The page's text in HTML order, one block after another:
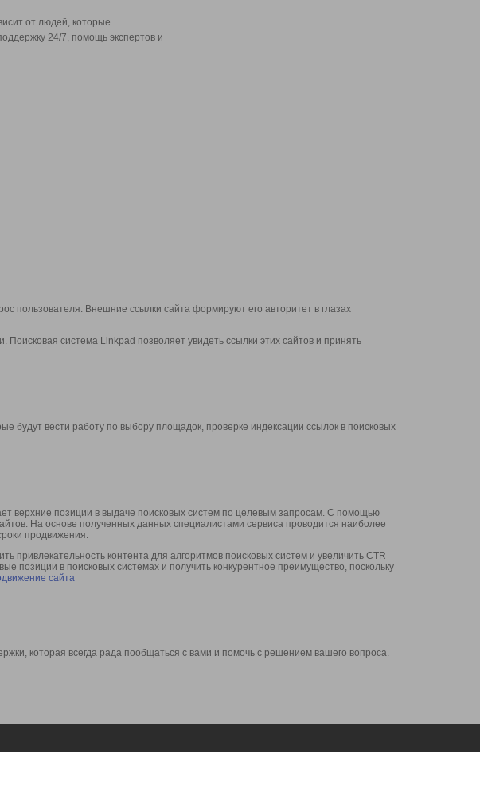
от людей, которые
24/7, помощь экспертов и
пользователя. Внешние ссылки сайта формируют его авторитет в глазах
система Linkpad позволяет увидеть ссылки этих сайтов и принять
будут вести работу по выбору площадок, проверке индексации ссылок в поисковых
верхние позиции в выдаче поисковых систем по целевым запросам. С помощью
На основе полученных данных специалистами сервиса проводится наиболее
продвижения.
контента для алгоритмов поисковых систем и увеличить CTR
позиции в поисковых системах и получить конкурентное преимущество, поскольку
сайта
которая всегда рада пообщаться с вами и помочь с решением вашего вопроса.